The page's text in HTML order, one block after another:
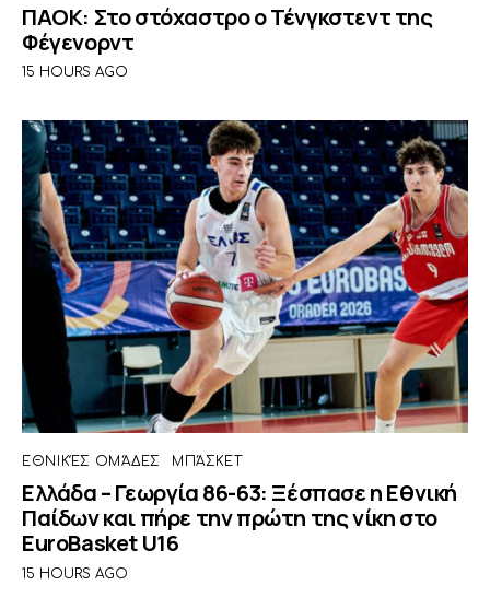
ΠΑΟΚ: Στο στόχαστρο ο Τένγκστεντ της
Φέγενορντ
15 HOURS AGO
ΕΘΝΙΚΈΣ ΟΜΆΔΕΣ ΜΠΆΣΚΕΤ
Ελλάδα – Γεωργία 86-63: Ξέσπασε η Εθνική
Παίδων και πήρε την πρώτη της νίκη στο
EuroBasket U16
15 HOURS AGO